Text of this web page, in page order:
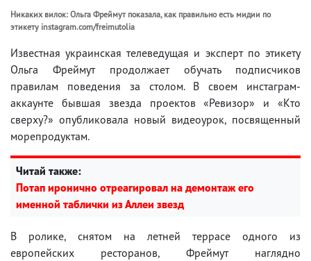
Никаких вилок: Ольга Фреймут показала, как правильно есть мидии по
этикету instagram.com/freimutolia
Известная украинская телеведущая и эксперт по этикету
Ольга Фреймут продолжает обучать подписчиков
правилам поведения за столом. В своем инстаграм-
аккаунте бывшая звезда проектов «Ревизор» и «Кто
сверху?» опубликовала новый видеоурок, посвященный
морепродуктам.
Читай также:
Потап иронично отреагировал на демонтаж его
именной таблички из Аллеи звезд
В ролике, снятом на летней террасе одного из
европейских ресторанов, Фреймут наглядно